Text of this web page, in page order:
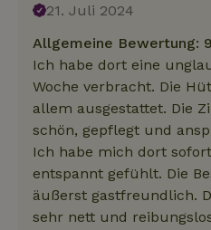
21. Juli 2024
Allgemeine Bewertung: 9
Ich habe dort eine
Woche verbracht. Die
allem ausgestattet. Die
schön, gepflegt und
Ich habe mich dort
entspannt gefühlt. Die
äußerst gastfreundlich.
sehr nett und